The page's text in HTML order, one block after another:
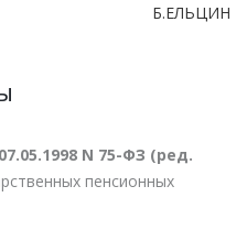
Б.ЕЛЬЦИН
N 75-ФЗ (ред.
пенсионных